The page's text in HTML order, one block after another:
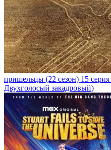
пришельцы (22 сезон) 15 серия
Двухголосый закадровый)